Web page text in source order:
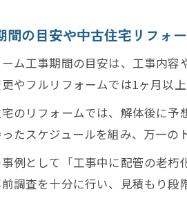
間の目安や中古住宅リフォ
ーム工事期間の目安は、工事内
やフルリフォームでは1ヶ月以
のリフォームでは、解体後に
たスケジュールを組み、万一の
例として「工事中に配管の老朽
調査を十分に行い、見積もり段